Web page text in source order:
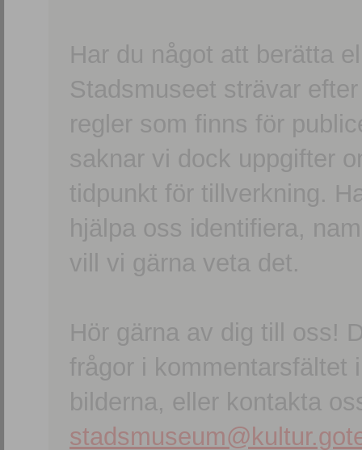
Har du något att berätta
Stadsmuseet strävar
regler som finns för
saknar vi dock uppgifter
tidpunkt för tillverkning.
hjälpa oss identifiera,
vill vi gärna veta det.
Hör gärna av dig till oss!
frågor i kommentarsfältet
bilderna, eller kontakta